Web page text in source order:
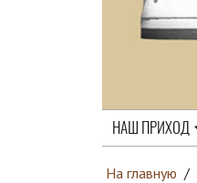
НАШ ПРИХОД
На главную /